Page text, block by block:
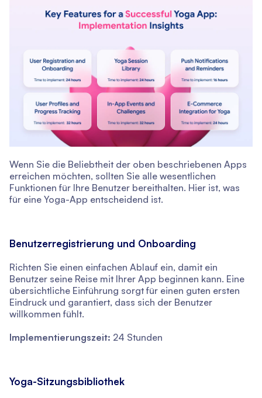
Wenn Sie die Beliebtheit der oben beschriebenen Apps
erreichen möchten, sollten Sie alle wesentlichen
Funktionen für Ihre Benutzer bereithalten. Hier ist, was
für eine Yoga-App entscheidend ist.
Benutzerregistrierung und Onboarding
Richten Sie einen einfachen Ablauf ein, damit ein
Benutzer seine Reise mit Ihrer App beginnen kann. Eine
übersichtliche Einführung sorgt für einen guten ersten
Eindruck und garantiert, dass sich der Benutzer
willkommen fühlt.
Implementierungszeit: 24 Stunden
Yoga-Sitzungsbibliothek